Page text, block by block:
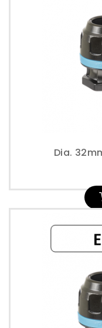
Dia.